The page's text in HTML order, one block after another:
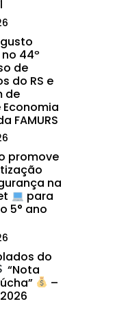
44º
de
do RS e
de
FAMURS
promove
na
para
5° ano
do
“Nota
–